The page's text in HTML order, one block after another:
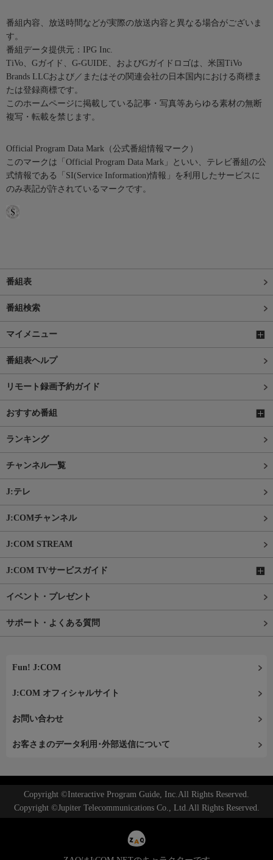
番組内容、放送時間などが実際の放送内容と異なる場合がございま
す。
番組データ提供元：IPG Inc.
TiVo、Gガイド、G-GUIDE、およびGガイドロゴは、米国TiVo
Brands LLCおよび／またはその関連会社の日本国内における商標ま
たは登録商標です。
このホームページに掲載している記事・写真等あらゆる素材の無断
複写・転載を禁じます。
Official Program Data Mark（公式番組情報マーク）
このマークは「Official Program Data Mark」といい、テレビ番組の公
式情報である「SI(Service Information)情報」を利用したサービスに
のみ表記が許されているマークです。
番組表
番組検索
マイメニュー
番組表ヘルプ
リモート録画予約ガイド
おすすめ番組
ランキング
チャンネル一覧
J:テレ
J:COMチャンネル
J:COM STREAM
J:COM TVサービスガイド
イベント・プレゼント
サポート・よくある質問
Fun! J:COM
J:COM オフィシャルサイト
お問い合わせ
お客さまのデータ利用･外部送信について
Copyright ©Interactive Program Guide, Inc.All Rights Reserved.
Copyright ©Jupiter Telecommunications Co., Ltd.All Rights Reserved.